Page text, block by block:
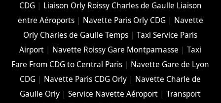
CDG | Liaison Orly Roissy Charles de Gaulle Liaison
entre Aéroports| Navette Paris Orly CDG | Navette
Orly Charles de Gaulle Temps |Taxi Service Paris
Airport | Navette Roissy Gare Montparnasse |Taxi
Fare From CDG to Central Paris | Navette Gare de Lyon
CDG | Navette Paris CDG Orly | Navette Charle de
Gaulle Orly |Service Navette Aéroport |Transport